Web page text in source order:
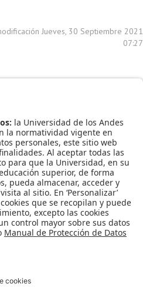
Jueves, 30 Septiembre 2021
07:27
la Semana ISIS 2018
la Semana ISIS 2017
ISIS 2015!